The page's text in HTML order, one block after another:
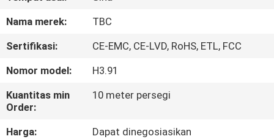
KAMI
TUR
PABRIK
Nama merek:
TBC
Sertifikasi:
CE-EMC, CE-LVD, RoHS, ETL, FCC
Nomor model:
H3.91
Kuantitas min
Order:
10 meter persegi
Harga:
Dapat dinegosiasikan